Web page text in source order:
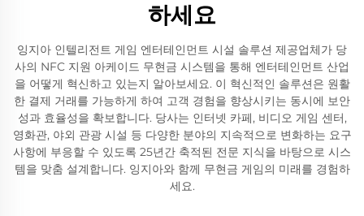
하세요
잉지아 인텔리전트 게임 엔터테인먼트 시설 솔루션 제공업체가 당
사의 NFC 지원 아케이드 무현금 시스템을 통해 엔터테인먼트 산업
을 어떻게 혁신하고 있는지 알아보세요. 이 혁신적인 솔루션은 원활
한 결제 거래를 가능하게 하여 고객 경험을 향상시키는 동시에 보안
성과 효율성을 확보합니다. 당사는 인터넷 카페, 비디오 게임 센터,
영화관, 야외 관광 시설 등 다양한 분야의 지속적으로 변화하는 요구
사항에 부응할 수 있도록 25년간 축적된 전문 지식을 바탕으로 시스
템을 맞춤 설계합니다. 잉지아와 함께 무현금 게임의 미래를 경험하
세요.